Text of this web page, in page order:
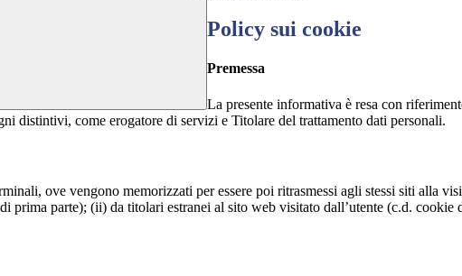
Policy sui cookie
Premessa
La presente informativa è resa con
distintivi, come erogatore di servizi e Titolare del trattamento dati personali.
ove vengono memorizzati per essere poi ritrasmessi agli stessi siti alla
prima parte); (ii) da titolari estranei al sito web visitato dall’utente (c.d.